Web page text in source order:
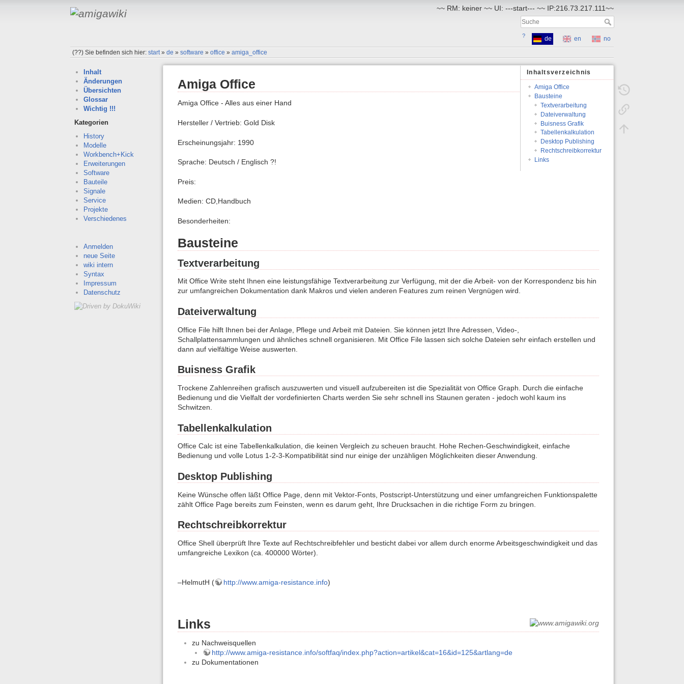
~~ RM: keiner ~~ UI: ---start--- ~~ IP:216.73.217.111~~
? de en
no
(??)Sie befinden sich hier:start»de »software »office »amiga_office
Inhalt
Änderungen
Übersichten
Glossar
Wichtig !!!
Kategorien
History
Modelle
Workbench+Kick
Erweiterungen
Software
Bauteile
Signale
Service
Projekte
Verschiedenes
Anmelden
neue Seite
wiki intern
Syntax
Impressum
Datenschutz
Inhaltsverzeichnis
Amiga Office
Bausteine
Textverarbeitung
Dateiverwaltung
Buisness Grafik
Tabellenkalkulation
Desktop Publishing
Rechtschreibkorrektur
Links
Amiga Office
Amiga Office - Alles aus einer Hand
Hersteller / Vertrieb: Gold Disk
Erscheinungsjahr: 1990
Sprache: Deutsch / Englisch ?!
Preis:
Medien: CD,Handbuch
Besonderheiten:
Bausteine
Textverarbeitung
Mit Office Write steht Ihnen eine leistungsfähige Textverarbeitung zur Verfügung, mit der die Arbeit- von der Korrespondenz bis hin
zur umfangreichen Dokumentation dank Makros und vielen anderen Features zum reinen Vergnügen wird.
Dateiverwaltung
Office File hilft Ihnen bei der Anlage, Pflege und Arbeit mit Dateien. Sie können jetzt Ihre Adressen, Video-,
Schallplattensammlungen und ähnliches schnell organisieren. Mit Office File lassen sich solche Dateien sehr einfach erstellen und
dann auf vielfältige Weise auswerten.
Buisness Grafik
Trockene Zahlenreihen grafisch auszuwerten und visuell aufzubereiten ist die Spezialität von Office Graph. Durch die einfache
Bedienung und die Vielfalt der vordefinierten Charts werden Sie sehr schnell ins Staunen geraten - jedoch wohl kaum ins
Schwitzen.
Tabellenkalkulation
Office Calc ist eine Tabellenkalkulation, die keinen Vergleich zu scheuen braucht. Hohe Rechen-Geschwindigkeit, einfache
Bedienung und volle Lotus 1-2-3-Kompatibilität sind nur einige der unzähligen Möglichkeiten dieser Anwendung.
Desktop Publishing
Keine Wünsche offen läßt Office Page, denn mit Vektor-Fonts, Postscript-Unterstützung und einer umfangreichen Funktionspalette
zählt Office Page bereits zum Feinsten, wenn es darum geht, Ihre Drucksachen in die richtige Form zu bringen.
Rechtschreibkorrektur
Office Shell überprüft Ihre Texte auf Rechtschreibfehler und besticht dabei vor allem durch enorme Arbeitsgeschwindigkeit und das
umfangreiche Lexikon (ca. 400000 Wörter).
–HelmutH ( http://www.amiga-resistance.info)
Links
zu Nachweisquellen
http://www.amiga-resistance.info/softfaq/index.php?action=artikel&cat=16&id=125&artlang=de
zu Dokumentationen